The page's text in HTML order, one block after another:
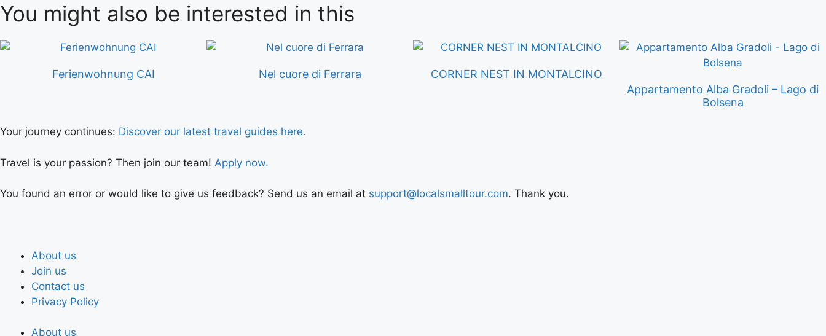
You might also be interested in this
Ferienwohnung CAI Nel cuore di Ferrara
CORNER NEST IN MONTALCINO
Appartamento Alba Gradoli – Lago di
Bolsena
Your journey continues: Discover our latest travel guides here.
Travel is your passion? Then join our team! Apply now.
You found an error or would like to give us feedback? Send us an email at support@localsmalltour.com. Thank you.
About us
Join us
Contact us
Privacy Policy
About us